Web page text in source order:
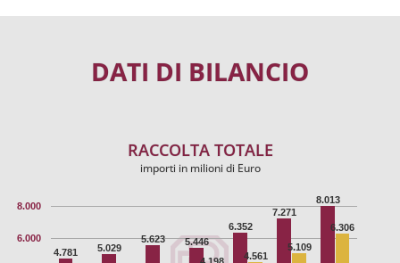
DATI DI BILANCIO
RACCOLTA TOTALE
importi in milioni di Euro
6.000
8.000
4.781 5.029
5.623 5.446
6.352
7.271
8.013
4.561
5.109
6.306